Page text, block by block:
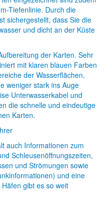
Tiefenlinie. Durch die
sichergestellt, dass Sie die
und dicht an der Küste
der Karten. Sehr
mit klaren blauen Farben
der Wasserflächen,
weniger stark ins Auge
Unterwasserkabel und
die schnelle und eindeutige
Karten.
auch Informationen zum
Schleusenöffnungszeiten,
und Strömungen sowie
und eine
gibt es so weit